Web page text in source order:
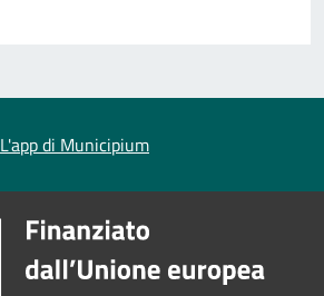
L'app di Municipium